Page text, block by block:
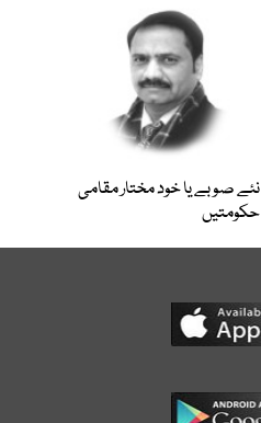
نئے صوبے یا خود مختار مقامی
حکومتیں